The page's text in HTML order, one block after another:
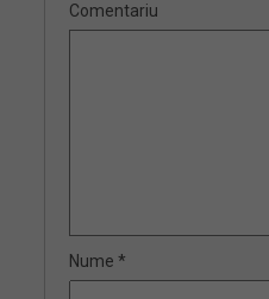
Comentariu
Nume *